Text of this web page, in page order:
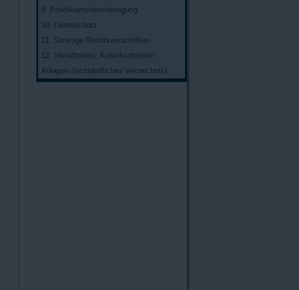
9. Praktikumsbescheinigung
10. Datenschutz
11. Sonstige Rechtsvorschriften
12. Inkrafttreten, Außerkrafttreten
Anlagen (nichtamtliches Verzeichnis)